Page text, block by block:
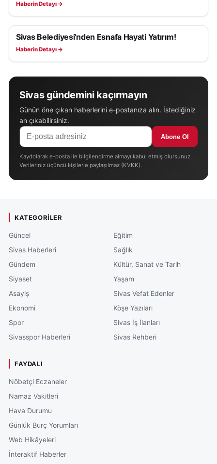
Haberin Detayı →
SAĞLIK
Sivas Belediyesi'nden Esnafa Hayati Yatırım!
Haberin Detayı →
Sivas gündemini kaçırmayın
Günün öne çıkan haberlerini e-postanıza alın. İstediğiniz
an çıkabilirsiniz.
Abone Ol
Kaydolarak e-posta ile bilgilendirme almayı kabul etmiş olursunuz.
Verileriniz üçüncü kişilerle paylaşılmaz (KVKK).
KATEGORILER
Güncel
Sivas Haberleri
Gündem
Siyaset
Asayiş
Ekonomi
Spor
Sivasspor Haberleri
Eğitim
Sağlık
Kültür, Sanat ve Tarih
Yaşam
Sivas Vefat Edenler
Köşe Yazıları
Sivas İş İlanları
Sivas Rehberi
FAYDALI
Nöbetçi Eczaneler
Namaz Vakitleri
Hava Durumu
Günlük Burç Yorumları
Web Hikâyeleri
İnteraktif Haberler